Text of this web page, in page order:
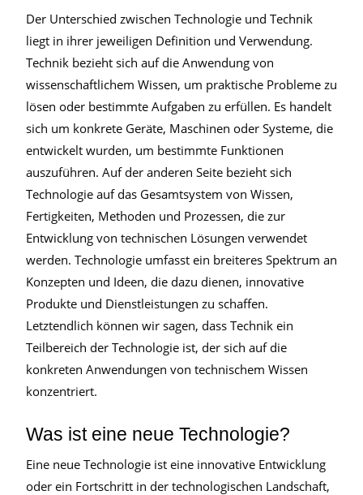
Der Unterschied zwischen Technologie und Technik
liegt in ihrer jeweiligen Definition und Verwendung.
Technik bezieht sich auf die Anwendung von
wissenschaftlichem Wissen, um praktische Probleme zu
lösen oder bestimmte Aufgaben zu erfüllen. Es handelt
sich um konkrete Geräte, Maschinen oder Systeme, die
entwickelt wurden, um bestimmte Funktionen
auszuführen. Auf der anderen Seite bezieht sich
Technologie auf das Gesamtsystem von Wissen,
Fertigkeiten, Methoden und Prozessen, die zur
Entwicklung von technischen Lösungen verwendet
werden. Technologie umfasst ein breiteres Spektrum an
Konzepten und Ideen, die dazu dienen, innovative
Produkte und Dienstleistungen zu schaffen.
Letztendlich können wir sagen, dass Technik ein
Teilbereich der Technologie ist, der sich auf die
konkreten Anwendungen von technischem Wissen
konzentriert.
Was ist eine neue Technologie?
Eine neue Technologie ist eine innovative Entwicklung
oder ein Fortschritt in der technologischen Landschaft,